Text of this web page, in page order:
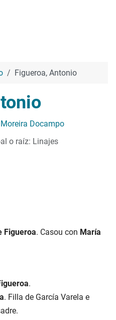
Figueroa, Antonio
Docampo
o raíz: Linajes
Figueroa. Casou con María
.
. Filla de García Varela e